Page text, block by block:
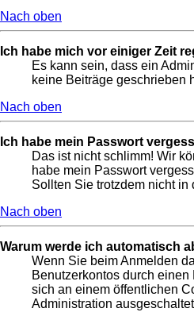
Nach oben
Ich habe mich vor einiger Zeit
Es kann sein, dass ein
keine Beiträge geschrieben
Nach oben
Ich habe mein Passwort
Das ist nicht schlimm! Wir
habe mein Passwort
Sollten Sie trotzdem nicht
Nach oben
Warum werde ich automatisch
Wenn Sie beim Anmelden
Benutzerkontos durch
sich an einem öffentlichen
Administration